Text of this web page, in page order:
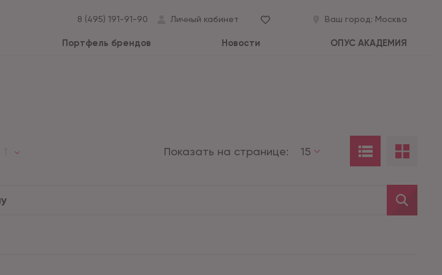
8 (495) 191-91-90 Личный кабинет Ваш город: Москва
Портфель брендов Новости ОПУС АКАДЕМИЯ
Показать на странице: 15